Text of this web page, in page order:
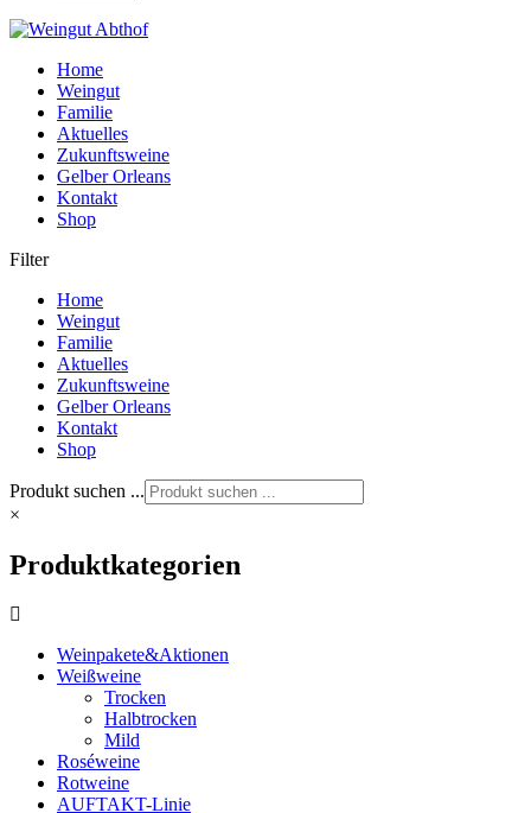
Home
Weingut
Familie
Aktuelles
Zukunftsweine
Gelber Orleans
Kontakt
Shop
Filter
Home
Weingut
Familie
Aktuelles
Zukunftsweine
Gelber Orleans
Kontakt
Shop
Produkt suchen ...
×
Produktkategorien
Weinpakete&Aktionen
Weißweine
Trocken
Halbtrocken
Mild
Roséweine
Rotweine
AUFTAKT-Linie